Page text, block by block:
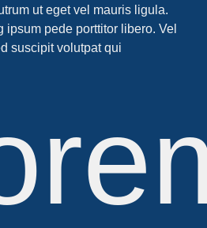
ut eget vel mauris ligula.
ipsum pede porttitor libero. Vel
suscipit volutpat qui